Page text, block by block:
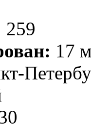
259
17